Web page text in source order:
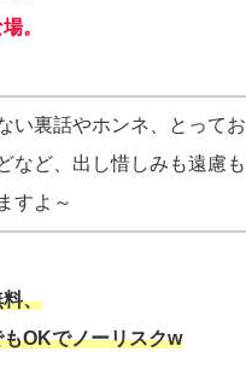
。
い裏話やホンネ、とってお
など、出し惜しみも遠慮も
すよ～
、
OKでノーリスクw